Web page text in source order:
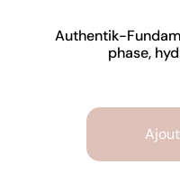
Authentik-
phase,